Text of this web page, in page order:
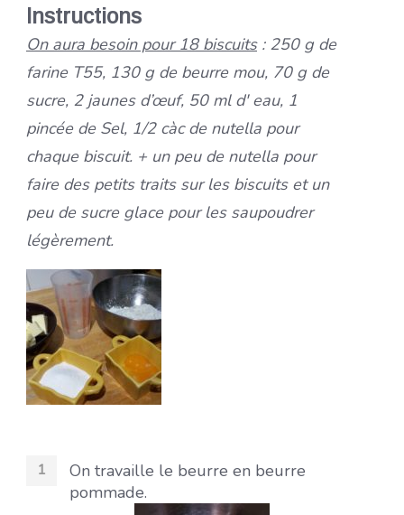
Instructions
On aura besoin pour 18 biscuits: 250 g de
farine T55, 130 g de beurre mou, 70 g de
sucre, 2 jaunes d’œuf, 50 ml d' eau, 1
pincée de Sel, 1/2 càc de nutella pour
chaque biscuit. + un peu de nutella pour
faire des petits traits sur les biscuits et un
peu de sucre glace pour les saupoudrer
légèrement.
On travaille le beurre en beurre
pommade.